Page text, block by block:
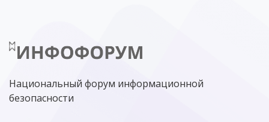
Национальный форум информационной
безопасности